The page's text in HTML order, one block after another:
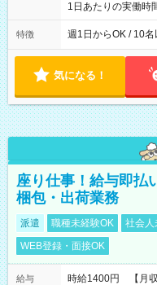
1日あたりの実働時
社後、就業可能シ
特徴 週1日からOK / 10
気になる！
座り仕事！給与即払
梱包・出荷業務
派遣 職種未経験OK 社会人
WEB登録・面接OK
給与
時給1400円 【月